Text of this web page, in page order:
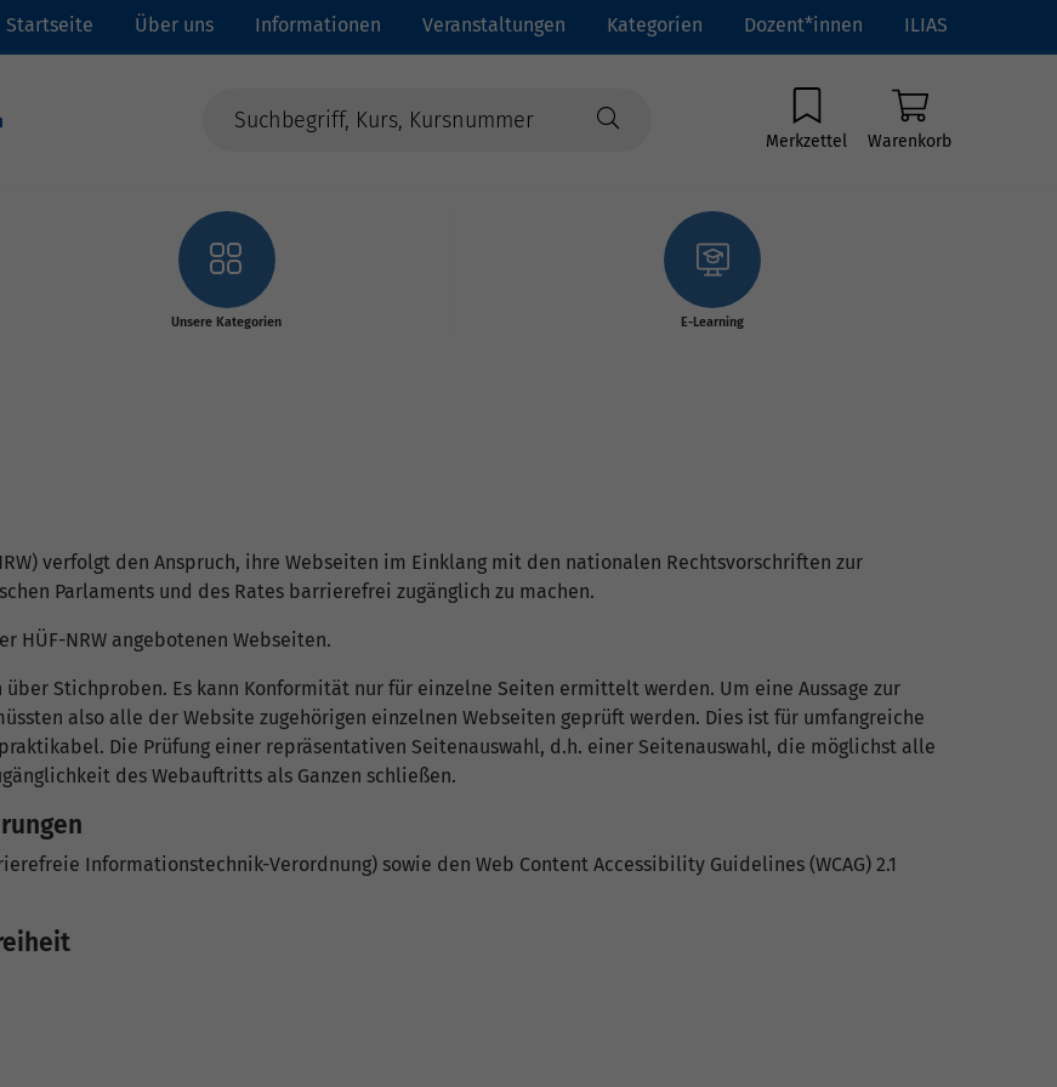
Startseite Über uns Informationen Veranstaltungen Kategorien Dozent*innen ILIAS
Merkzettel Warenkorb
Unsere Kategorien E-Learning
verfolgt den Anspruch, ihre Webseiten im Einklang mit den nationalen Rechtsvorschriften zur
Parlaments und des Rates barrierefrei zugänglich zu machen.
HÜF-NRW angebotenen Webseiten.
Stichproben. Es kann Konformität nur für einzelne Seiten ermittelt werden. Um eine Aussage zur
also alle der Website zugehörigen einzelnen Webseiten geprüft werden. Dies ist für umfangreiche
Die Prüfung einer repräsentativen Seitenauswahl, d.h. einer Seitenauswahl, die möglichst alle
des Webauftritts als Ganzen schließen.
Informationstechnik-Verordnung) sowie den Web Content Accessibility Guidelines (WCAG) 2.1